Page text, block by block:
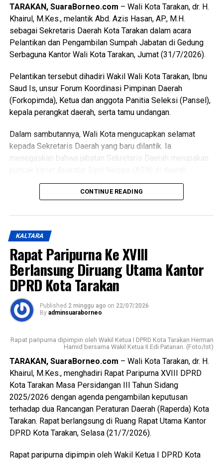
Pemerintah Kota berharap dapat segera memfokuskan
pelaksanaan program-program pembangunan demi
meningkatkan pelayanan dan kesejahteraan masyarakat.
(Adc/Mandu)
Bagikan ke
WhatsApp 0
Messenger 0 Twitter/X 0
TARAKAN, SuaraBorneo.com – Wali Kota Tarakan, dr. H.
Khairul, M.Kes., melantik Abd. Azis Hasan, AP., M.H.
sebagai Sekretaris Daerah Kota Tarakan dalam acara
Pelantikan dan Pengambilan Sumpah Jabatan di Gedung
Serbaguna Kantor Wali Kota Tarakan, Jumat (31/7/2026).
Pelantikan tersebut dihadiri Wakil Wali Kota Tarakan, Ibnu
Saud Is, unsur Forum Koordinasi Pimpinan Daerah
(Forkopimda), Ketua dan anggota Panitia Seleksi (Pansel),
kepala perangkat daerah, serta tamu undangan.
Dalam sambutannya, Wali Kota mengucapkan selamat
kepada Sekretaris Daerah yang baru dilantik. Ia
menegaskan bahwa jabatan Sekretaris Daerah merupakan
sekaligus memiliki peran strategis dalam
mengoordinasikan jalannya pemerintahan.
Dijelaskan Wali Kota, pengangkatan Sekretaris Daerah
ketentuan. Ia juga menyampaikan apresiasi kepada Panitia
Seleksi atas profesionalisme dalam menyelenggarakan
seluruh tahapan seleksi.
Wali Kota berharap Sekretaris Daerah dapat mempercepat
pencapaian target RPJMD Kota Tarakan Tahun 2025–2029,
memenuhi Standar Pelayanan Minimal (SPM), serta
mengakselerasi berbagai program prioritas pemerintah
pemerintah kota saat ini.
Wali Kota juga mengajak Forkopimda, perangkat daerah
dan lainnya untuk terus memperkuat sinergi dalam
mendukung pelaksanaan tugas Sekretaris Daerah
sehingga berbagai persoalan pembangunan dan pelayanan
publik di Kota Tarakan dapat diselesaikan secara optimal.
(Adv/Mandu)
CONTINUE READING
KALTARA
Rapat Paripurna Ke XVIII
Berlansung Diruang Utama Kantor
DPRD Kota Tarakan
Published 2 minggu ago on 22/07/2026
By adminsuaraborneo
Rapat paripurna dipimpin oleh Wakil Ketua I DPRD Kota Tarakan Herman
Hamid bersama Wakil Ketua II Edi Patanan. (Foto/Ist)
TARAKAN, SuaraBorneo.com – Wali Kota Tarakan, dr. H.
Khairul, M.Kes., menghadiri Rapat Paripurna XVIII DPRD
Kota Tarakan Masa Persidangan III Tahun Sidang
2025/2026 dengan agenda pengambilan keputusan
terhadap dua Rancangan Peraturan Daerah (Raperda) Kota
Tarakan. Rapat berlangsung di Ruang Rapat Utama Kantor
DPRD Kota Tarakan, Selasa (21/7/2026).
Rapat paripurna dipimpin oleh Wakil Ketua I DPRD Kota